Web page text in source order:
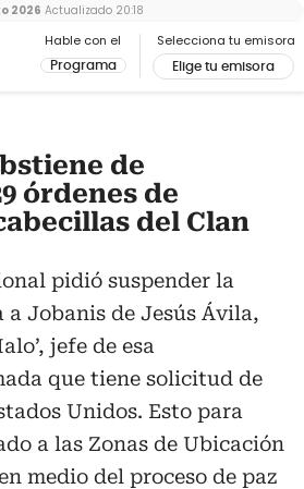
Hable con el
Programa
Selecciona tu emisora
Elige tu emisora
2026 Actualizado 20:18
de
órdenes de
del Clan
pidió suspender la
Jobanis de Jesús Ávila,
jefe de esa
que tiene solicitud de
Unidos. Esto para
a las Zonas de Ubicación
medio del proceso de paz